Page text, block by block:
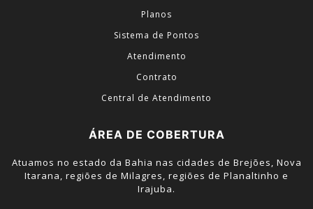
Planos
Sistema de Pontos
Atendimento
Contrato
Central de Atendimento
ÁREA DE COBERTURA
Atuamos no estado da Bahia nas cidades de Brejões, Nova
Itarana, regiões de Milagres, regiões de Planaltinho e
Irajuba.